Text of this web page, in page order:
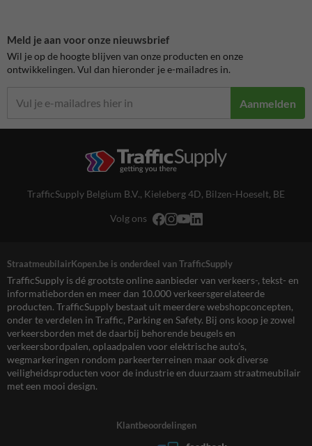
Meld je aan voor onze nieuwsbrief
Wil je op de hoogte blijven van onze producten en onze
ontwikkelingen. Vul dan hieronder je e-mailadres in.
Aanmelden
TrafficSupply Belgium B.V., Kieleberg 4D, Bilzen-Hoeselt, BE
Volg ons
StraatmeubilairKopen.be is onderdeel van TrafficSupply
TrafficSupply is dé grootste online aanbieder van verkeers-, tekst- en
informatieborden en meer dan 10.000 verkeersgerelateerde
producten. TrafficSupply bestaat uit meerdere webshopconcepten,
onder te verdelen in Traffic, Parking en Safety. Bij ons koop je zowel
verkeersborden met de daarbij behorende beugels en
verkeersbordpalen, oplaadpalen voor elektrische auto’s,
wegmarkeringen rondom parkeerterreinen maar ook diverse
veiligheidsproducten voor de industrie en duurzaam straatmeubilair
met een mooi design.
Klantbeoordelingen